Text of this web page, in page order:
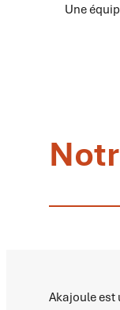
Une
Akajoule est